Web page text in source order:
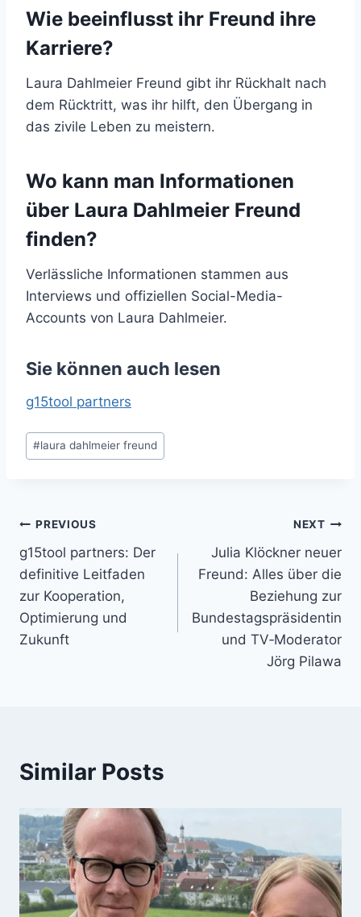
Wie beeinflusst ihr Freund ihre
Karriere?
Laura Dahlmeier Freund gibt ihr Rückhalt nach
dem Rücktritt, was ihr hilft, den Übergang in
das zivile Leben zu meistern.
Wo kann man Informationen
über Laura Dahlmeier Freund
finden?
Verlässliche Informationen stammen aus
Interviews und offiziellen Social-Media-
Accounts von Laura Dahlmeier.
Sie können auch lesen
g15tool partners
Post
Tags:
#laura dahlmeier freund
Post
navigation
PREVIOUS
g15tool partners: Der
definitive Leitfaden
zur Kooperation,
Optimierung und
Zukunft
NEXT
Julia Klöckner neuer
Freund: Alles über die
Beziehung zur
Bundestagspräsidentin
und TV‑Moderator
Jörg Pilawa
Similar Posts